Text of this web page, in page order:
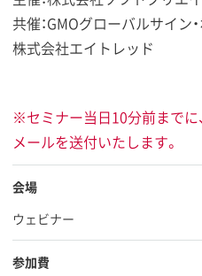
共催：GMOグローバルサイ
株式会社エイトレッド
※セミナー当日10分前までに
メールを送付いたします。
会場
ウェビナー
参加費